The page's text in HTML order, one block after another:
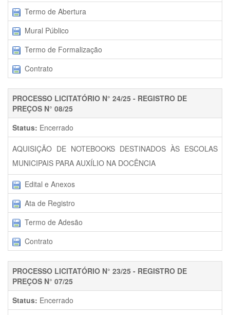
Termo de Abertura
Mural Público
Termo de Formalização
Contrato
PROCESSO LICITATÓRIO N° 24/25 - REGISTRO DE
PREÇOS N° 08/25
Status: Encerrado
AQUISIÇÃO DE NOTEBOOKS DESTINADOS ÀS ESCOLAS
MUNICIPAIS PARA AUXÍLIO NA DOCÊNCIA
Edital e Anexos
Ata de Registro
Termo de Adesão
Contrato
PROCESSO LICITATÓRIO N° 23/25 - REGISTRO DE
PREÇOS N° 07/25
Status: Encerrado